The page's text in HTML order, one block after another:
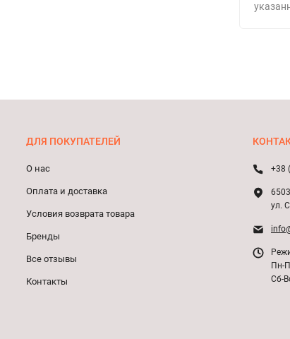
ДЛЯ ПОКУПАТЕЛЕЙ
О нас
Оплата и доставка
Условия возврата товара
Бренды
Все отзывы
Контакты
+38
ул.
Пн-
Сб-